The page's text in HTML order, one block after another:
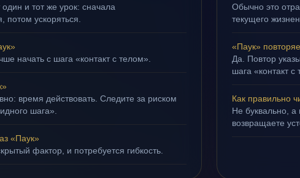
и тот же урок: сначала
потом ускоряться.
начать с шага «контакт с телом».
время действовать. Следите за риском
шага».
«Паук»
фактор, и потребуется гибкость.
Обычно это
текущего
«Паук»
Да. Повтор
шага «контакт с
Как правильно
Не буквально, а
возвращаете